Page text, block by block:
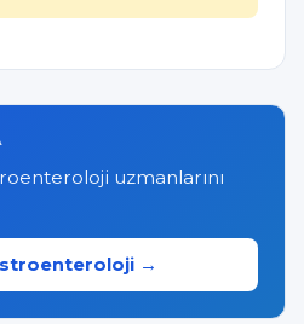
uzmanlarını
→